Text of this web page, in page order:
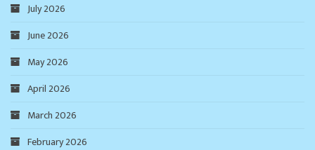
July 2026
June 2026
May 2026
April 2026
March 2026
February 2026